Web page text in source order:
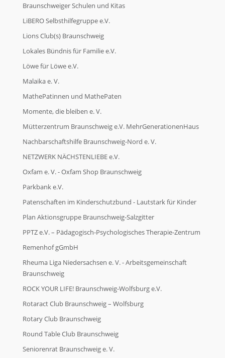
Braunschweiger Schulen und Kitas
LiBERO Selbsthilfegruppe e.V.
Lions Club(s) Braunschweig
Lokales Bündnis für Familie e.V.
Löwe für Löwe e.V.
Malaika e. V.
MathePatinnen und MathePaten
Momente, die bleiben e. V.
Mütterzentrum Braunschweig e.V. MehrGenerationenHaus
Nachbarschaftshilfe Braunschweig-Nord e. V.
NETZWERK NÄCHSTENLIEBE e.V.
Oxfam e. V. - Oxfam Shop Braunschweig
Parkbank e.V.
Patenschaften im Kinderschutzbund - Lautstark für Kinder
Plan Aktionsgruppe Braunschweig-Salzgitter
PPTZ e.V. – Pädagogisch-Psychologisches Therapie-Zentrum
Remenhof gGmbH
Rheuma Liga Niedersachsen e. V. - Arbeitsgemeinschaft
Braunschweig
ROCK YOUR LIFE! Braunschweig-Wolfsburg e.V.
Rotaract Club Braunschweig – Wolfsburg
Rotary Club Braunschweig
Round Table Club Braunschweig
Seniorenrat Braunschweig e. V.